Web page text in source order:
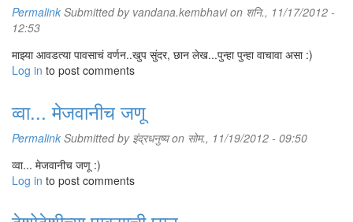
Permalink Submitted by vandana.kembhavion शनि., 11/17/2012 -
12:53
माझ्या आवडत्या पावसाचं वर्णन..खुप सुंदर, छान लेख...पुन्हा पुन्हा वाचावा असा :)
Log in to post comments
व्वा... मेजवानीच जणू
Permalink Submitted by इंद्रधनुष्यon सोम., 11/19/2012 - 09:50
व्वा... मेजवानीच जणू :)
Log in to post comments